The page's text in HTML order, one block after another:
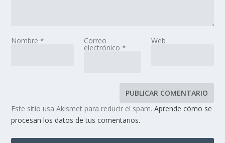
Nombre* Correo
electrónico *
Web
Este sitio usa Akismet para reducir el spam.Aprende cómo se
procesan los datos de tus comentarios.